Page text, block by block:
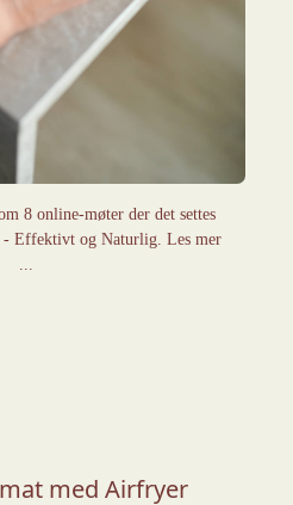
8 online-møter der det settes
Effektivt og Naturlig. Les mer
med Airfryer